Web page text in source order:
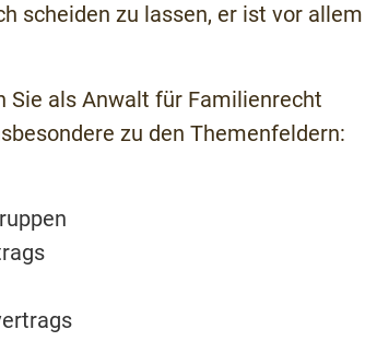
scheiden zu lassen, er ist vor
Sie als Anwalt für Familienrecht
zu den Themenfeldern: